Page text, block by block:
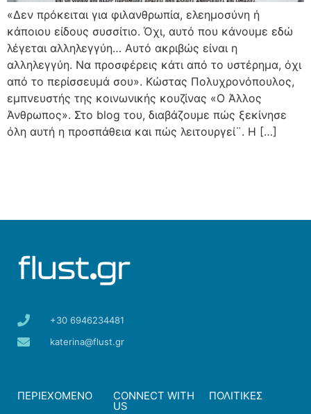
«Δεν πρόκειται για φιλανθρωπία, ελεημοσύνη ή
κάποιου είδους συσσίτιο. Όχι, αυτό που κάνουμε εδώ
λέγεται αλληλεγγύη… Αυτό ακριβώς είναι η
αλληλεγγύη. Να προσφέρεις κάτι από το υστέρημα, όχι
από το περίσσευμά σου». Κώστας Πολυχρονόπουλος,
εμπνευστής της κοινωνικής κουζίνας «Ο Άλλος
Άνθρωπος». Στο blog του, διαβάζουμε πώς ξεκίνησε
όλη αυτή η προσπάθεια και πώς λειτουργεί¨. Η […]
+30 6946234481
katerina@flust.gr
ΠΕΡΙΕΧΟΜΕΝΟ CONNECT WITH
US
ΠΟΛΙΤΙΚΕΣ